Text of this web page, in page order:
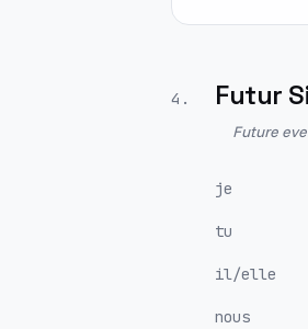
4 . Futur
Future
je
tu
il/elle
nous